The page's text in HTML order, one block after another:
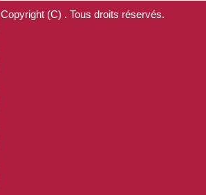
Copyright (C) . Tous droits réservés.